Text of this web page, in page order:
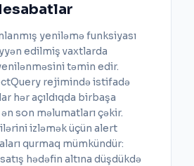
yeniləmə funksiyası
edilmiş vaxtlarda
təmin edir.
rejimində istifadə
hər açıldıqda birbaşa
son məlumatları çəkir.
izləmək üçün alert
qurmaq mümkündür:
hədəfin altına düşdükdə